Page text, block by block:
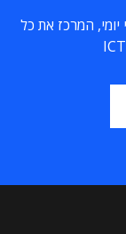
יומי, המרכז את כל